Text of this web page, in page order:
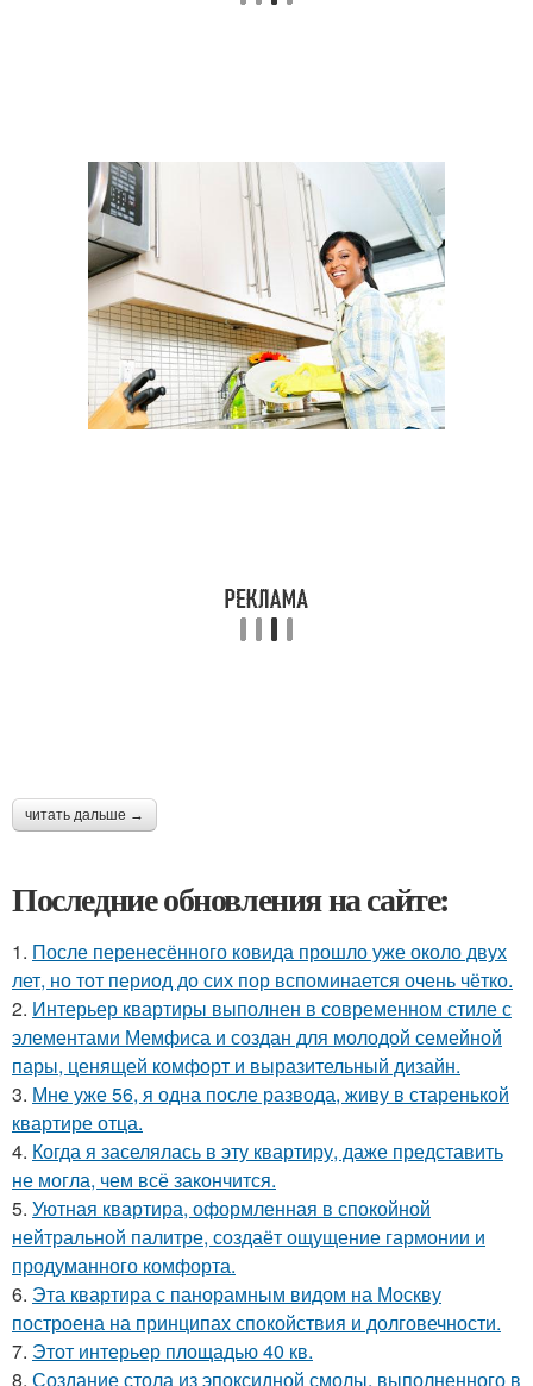
читать дальше →
Последние обновления на сайте:
1. После перенесённого ковида прошло уже около двух
лет, но тот период до сих пор вспоминается очень чётко.
2. Интерьер квартиры выполнен в современном стиле с
элементами Мемфиса и создан для молодой семейной
пары, ценящей комфорт и выразительный дизайн.
3. Мне уже 56, я одна после развода, живу в старенькой
квартире отца.
4. Когда я заселялась в эту квартиру, даже представить
не могла, чем всё закончится.
5. Уютная квартира, оформленная в спокойной
нейтральной палитре, создаёт ощущение гармонии и
продуманного комфорта.
6. Эта квартира с панорамным видом на Москву
построена на принципах спокойствия и долговечности.
7. Этот интерьер площадью 40 кв.
8. Создание стола из эпоксидной смолы, выполненного в